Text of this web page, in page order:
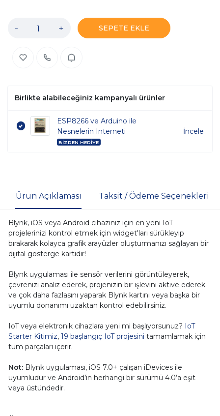
- + SEPETE EKLE
Birlikte alabileceğiniz kampanyalı ürünler
ESP8266 ve Arduino ile
Nesnelerin Interneti
BİZDEN HEDİYE
İncele
Ürün Açıklaması Taksit / Ödeme Seçenekleri
Blynk, iOS veya Android cihazınız için en yeni IoT
projelerinizi kontrol etmek için widget'ları sürükleyip
bırakarak kolayca grafik arayüzler oluşturmanızı sağlayan bir
dijital gösterge kartıdır!
Blynk uygulaması ile sensör verilerini görüntüleyerek,
çevrenizi analiz ederek, projenizin bir işlevini aktive ederek
ve çok daha fazlasını yaparak Blynk kartını veya başka bir
uyumlu donanımı uzaktan kontrol edebilirsiniz.
IoT veya elektronik cihazlara yeni mi başlıyorsunuz? IoT
Starter Kitimiz, 19 başlangıç IoT projesini tamamlamak için
tüm parçaları içerir.
Not: Blynk uygulaması, iOS 7.0+ çalışan iDevices ile
uyumludur ve Android’in herhangi bir sürümü 4.0’a eşit
veya üstündedir.